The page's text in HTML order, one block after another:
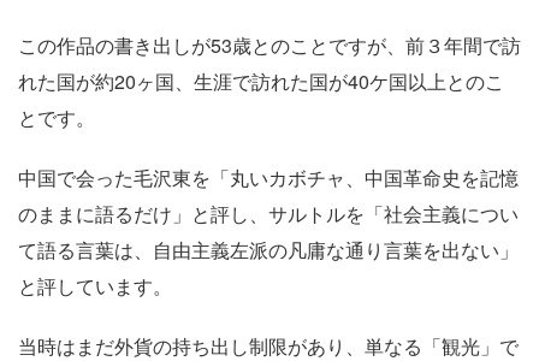
この作品の書き出しが53歳とのことですが、前３年間で訪
れた国が約20ヶ国、生涯で訪れた国が40ケ国以上とのこ
とです。
中国で会った毛沢東を「丸いカボチャ、中国革命史を記憶
のままに語るだけ」と評し、サルトルを「社会主義につい
て語る言葉は、自由主義左派の凡庸な通り言葉を出ない」
と評しています。
当時はまだ外貨の持ち出し制限があり、単なる「観光」で